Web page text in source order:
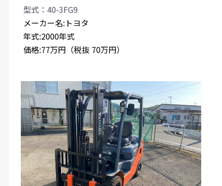
型式：40-3FG9
メーカー名:トヨタ
年式:2000年式
価格:77万円（税抜 70万円）